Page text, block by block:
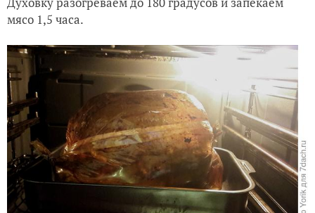
мясо 1,5 часа.